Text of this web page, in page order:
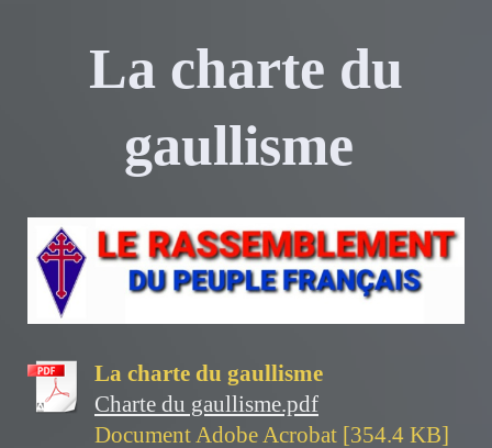
La charte du
gaullisme
La charte du gaullisme
Charte du gaullisme.pdf
Document Adobe Acrobat [354.4 KB]